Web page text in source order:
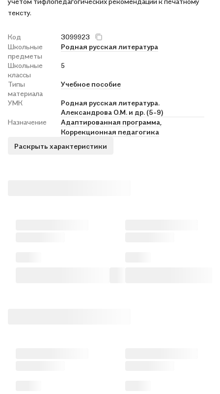
тексту.
Код
3099923
Школьные
предметы
Родная русская литература
Школьные
классы
5
Типы
материала
Учебное пособие
УМК
Родная русская литература.
Александрова О.М. и др. (5-9)
Назначение
Адаптированная программа,
Коррекционная педагогика
Раскрыть характеристики